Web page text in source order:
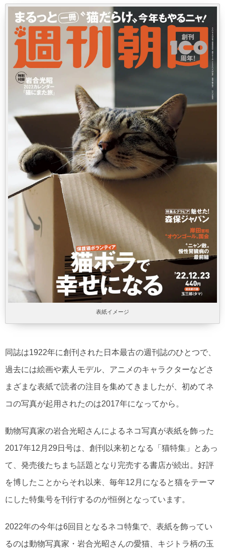
表紙イメージ
同誌は1922年に創刊された日本最古の週刊誌のひとつで、
過去には絵画や素人モデル、アニメのキャラクターなどさ
まざまな表紙で読者の注目を集めてきましたが、初めてネ
コの写真が起用されたのは2017年になってから。
動物写真家の岩合光昭さんによるネコ写真が表紙を飾った
2017年12月29日号は、創刊以来初となる「猫特集」とあっ
て、発売後たちまち話題となり完売する書店が続出。好評
を博したことからそれ以来、毎年12月になると猫をテーマ
にした特集号を刊行するのが恒例となっています。
2022年の今年は6回目となるネコ特集で、表紙を飾ってい
るのは動物写真家・岩合光昭さんの愛猫、キジトラ柄の玉